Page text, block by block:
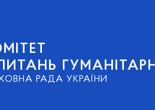
РАДА УКРАЇНИ